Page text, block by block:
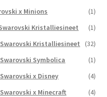
x Minions
(1)
Kristalliesineet
(1)
Kristalliesineet
(32)
Symbolica
(1)
x Disney
(4)
x Minecraft
(4)